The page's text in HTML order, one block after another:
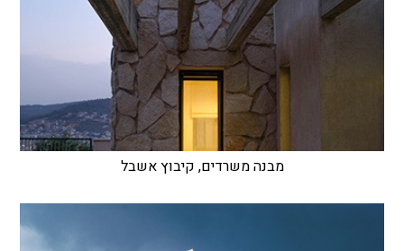
מבנה משרדים, קיבוץ אשבל